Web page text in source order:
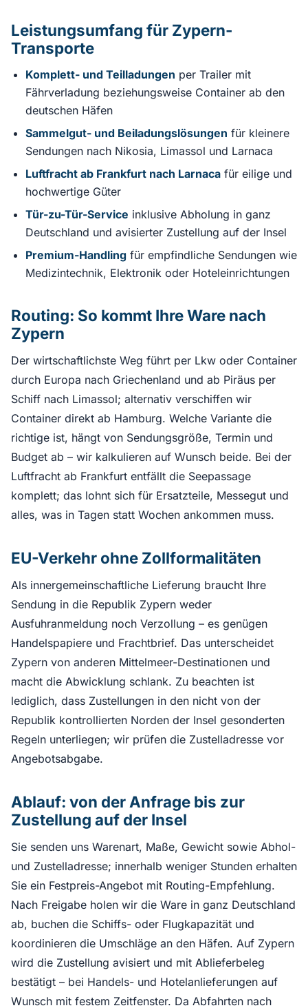
Leistungsumfang für Zypern-
Transporte
Komplett- und Teilladungen per Trailer mit
Fährverladung beziehungsweise Container ab den
deutschen Häfen
Sammelgut- und Beiladungslösungen für kleinere
Sendungen nach Nikosia, Limassol und Larnaca
Luftfracht ab Frankfurt nach Larnacafür eilige und
hochwertige Güter
Tür-zu-Tür-Service inklusive Abholung in ganz
Deutschland und avisierter Zustellung auf der Insel
Premium-Handlingfür empfindliche Sendungen wie
Medizintechnik, Elektronik oder Hoteleinrichtungen
Routing: So kommt Ihre Ware nach
Zypern
Der wirtschaftlichste Weg führt per Lkw oder Container
durch Europa nach Griechenland und ab Piräus per
Schiff nach Limassol; alternativ verschiffen wir
Container direkt ab Hamburg. Welche Variante die
richtige ist, hängt von Sendungsgröße, Termin und
Budget ab – wir kalkulieren auf Wunsch beide. Bei der
Luftfracht ab Frankfurt entfällt die Seepassage
komplett; das lohnt sich für Ersatzteile, Messegut und
alles, was in Tagen statt Wochen ankommen muss.
EU-Verkehr ohne Zollformalitäten
Als innergemeinschaftliche Lieferung braucht Ihre
Sendung in die Republik Zypern weder
Ausfuhranmeldung noch Verzollung – es genügen
Handelspapiere und Frachtbrief. Das unterscheidet
Zypern von anderen Mittelmeer-Destinationen und
macht die Abwicklung schlank. Zu beachten ist
lediglich, dass Zustellungen in den nicht von der
Republik kontrollierten Norden der Insel gesonderten
Regeln unterliegen; wir prüfen die Zustelladresse vor
Angebotsabgabe.
Ablauf: von der Anfrage bis zur
Zustellung auf der Insel
Sie senden uns Warenart, Maße, Gewicht sowie Abhol-
und Zustelladresse; innerhalb weniger Stunden erhalten
Sie ein Festpreis-Angebot mit Routing-Empfehlung.
Nach Freigabe holen wir die Ware in ganz Deutschland
ab, buchen die Schiffs- oder Flugkapazität und
koordinieren die Umschläge an den Häfen. Auf Zypern
wird die Zustellung avisiert und mit Ablieferbeleg
bestätigt – bei Handels- und Hotelanlieferungen auf
Wunsch mit festem Zeitfenster. Da Abfahrten nach